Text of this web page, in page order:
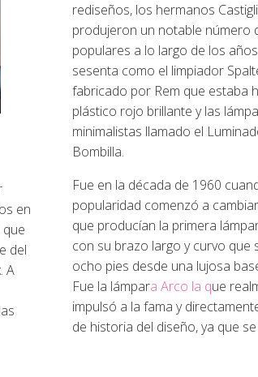
en
del
A
rediseños, los hermanos
produjeron un notable número
populares a lo largo de los
sesenta como el limpiador
fabricado por Rem que estaba
plástico rojo brillante y las
minimalistas llamado el
Bombilla.
Fue en la década de 1960
popularidad comenzó a
que producían la primera
con su brazo largo y curvo que
ocho pies desde una lujosa
Fue la lámpara Arco la que
impulsó a la fama y
de historia del diseño, ya que